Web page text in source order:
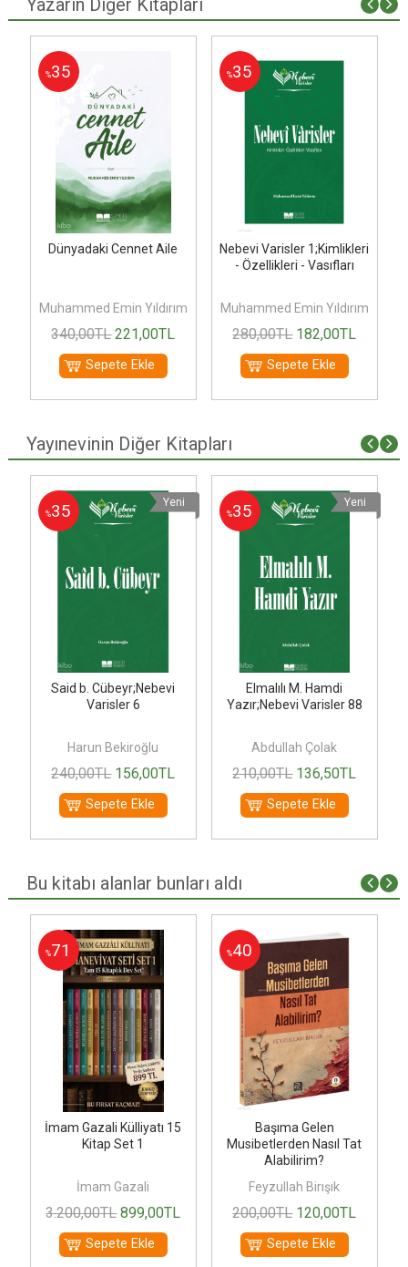
Yazarın Diğer Kitapları
%35
Dünyadaki Cennet Aile
Muhammed Emin Yıldırım
340,00TL 221,00TL
Sepete Ekle
%35
Nebevi Varisler 1;Kimlikleri
- Özellikleri - Vasıfları
Muhammed Emin Yıldırım
280,00TL 182,00TL
Sepete Ekle
Yayınevinin Diğer Kitapları
%35 Yeni
Said b. Cübeyr;Nebevi
Varisler 6
Harun Bekiroğlu
240,00TL 156,00TL
Sepete Ekle
%35 Yeni
Elmalılı M. Hamdi
Yazır;Nebevi Varisler 88
Abdullah Çolak
210,00TL 136,50TL
Sepete Ekle
Bu kitabı alanlar bunları aldı
%71
İmam Gazali Külliyatı 15
Kitap Set 1
İmam Gazali
3.200,00TL 899,00TL
Sepete Ekle
%40
Başıma Gelen
Musibetlerden Nasıl Tat
Alabilirim?
Feyzullah Birışık
200,00TL 120,00TL
Sepete Ekle